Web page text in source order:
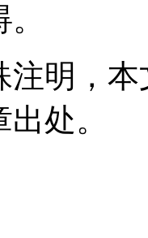
注明，
处。